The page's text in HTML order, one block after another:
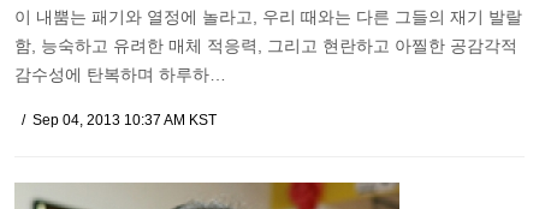
이 내뿜는 패기와 열정에 놀라고, 우리 때와는 다른 그들의 재기 발랄
함, 능숙하고 유려한 매체 적응력, 그리고 현란하고 아찔한 공감각적
감수성에 탄복하며 하루하…
Sep 04, 2013 10:37 AM KST